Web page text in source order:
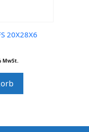
20X28X6
MwSt.